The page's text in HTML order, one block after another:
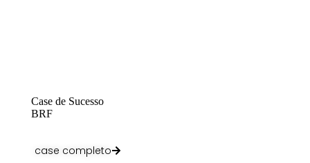
Case de Sucesso
BRF
case completo